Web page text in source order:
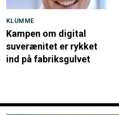
KLUMME
Kampen om digital
suverænitet er rykket
ind på fabriksgulvet